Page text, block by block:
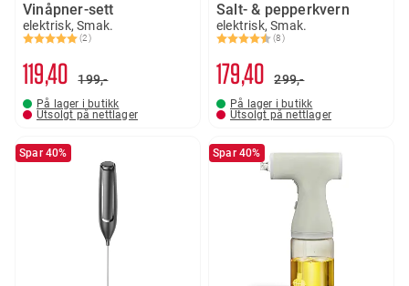
Vinåpner-sett
elektrisk, Smak.
Karakter:
(2)
5.0 av 5 mulige
11940 199,-
På lager i butikk
Utsolgt på nettlager
Salt- & pepperkvern
elektrisk, Smak.
Karakter:
(8)
4.5 av 5 mulige
17940 299,-
På lager i butikk
Utsolgt på nettlager
Spar 40% Spar 40%